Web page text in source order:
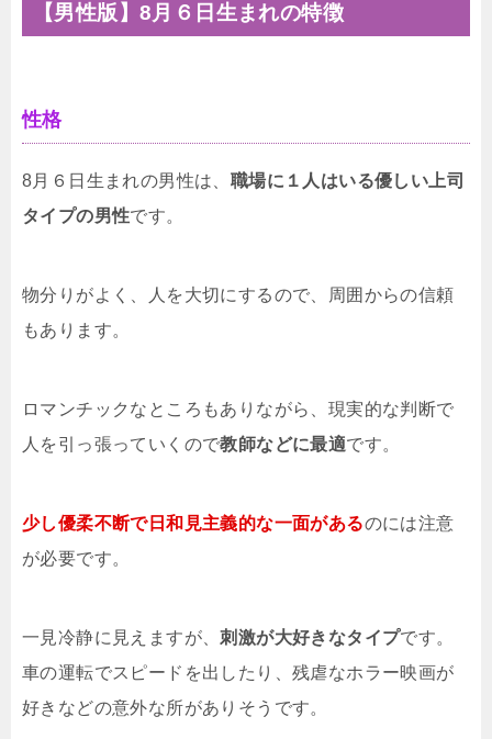
【男性版】8月６日生まれの特徴
性格
8月６日生まれの男性は、 職場に１人はいる優しい上司
タイプの男性です。
物分りがよく、人を大切にするので、周囲からの信頼
もあります。
ロマンチックなところもありながら、現実的な判断で
人を引っ張っていくので教師などに最適です。
少し優柔不断で日和見主義的な一面があるのには注意
が必要です。
一見冷静に見えますが、刺激が大好きなタイプです。
車の運転でスピードを出したり、残虐なホラー映画が
好きなどの意外な所がありそうです。